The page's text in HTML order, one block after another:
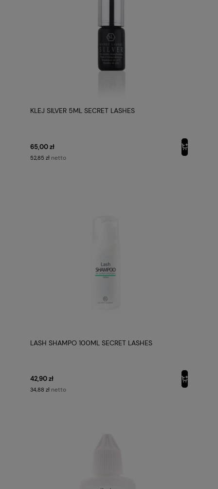
KLEJ SILVER 5ML SECRET LASHES
65,00 zł
52,85 zł netto
LASH SHAMPO 100ML SECRET LASHES
42,90 zł
34,88 zł netto